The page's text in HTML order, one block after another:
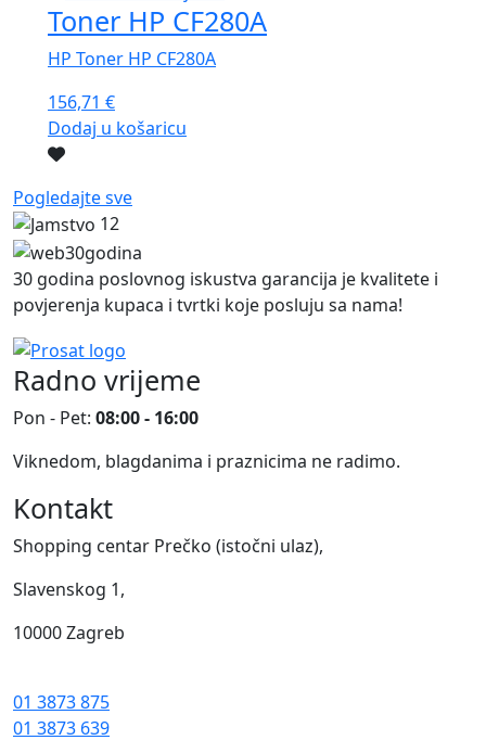
Toner HP CF280A
HP Toner HP CF280A
156,71 €
Dodaj u košaricu
Pogledajte sve
12
30 godina poslovnog iskustva garancija je kvalitete i
povjerenja kupaca i tvrtki koje posluju sa nama!
Radno vrijeme
Pon - Pet: 08:00 - 16:00
Viknedom, blagdanima i praznicima ne radimo.
Kontakt
Shopping centar Prečko (istočni ulaz),
Slavenskog 1,
10000 Zagreb
01 3873 875
01 3873 639